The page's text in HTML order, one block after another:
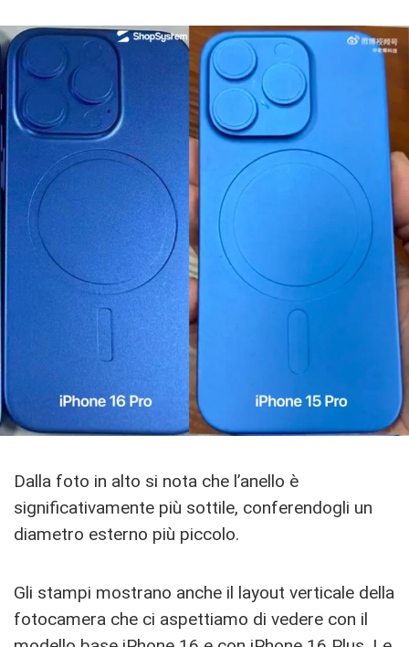
Dalla foto in alto si nota che l’anello è
significativamente più sottile, conferendogli un
diametro esterno più piccolo.
Gli stampi mostrano anche il layout verticale della
fotocamera che ci aspettiamo di vedere con il